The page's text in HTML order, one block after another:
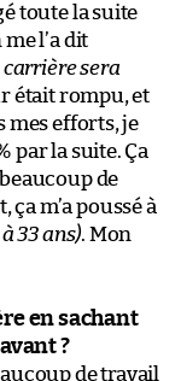
toute la suite
l’a dit
carrière sera
était rompu, et
mes efforts, je
par la suite. Ça
de
m’a poussé à
33 ans). Mon
en sachant
?
de travail